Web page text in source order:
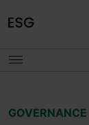
GOVERNANCE